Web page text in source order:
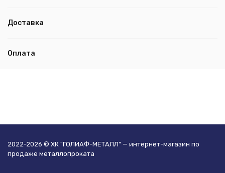
Доставка
Оплата
2022-2026 © ХК "ГОЛИАФ-МЕТАЛЛ" — интернет-магазин по
продаже металлопроката